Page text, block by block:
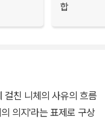
합
친 니체의 사유의 흐름
의지'라는 표제로 구상